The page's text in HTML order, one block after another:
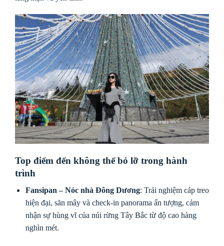
Top điểm đến không thể bỏ lỡ trong hành
trình
Fansipan – Nóc nhà Đông Dương: Trải nghiệm cáp treo
hiện đại, săn mây và check-in panorama ấn tượng, cảm
nhận sự hùng vĩ của núi rừng Tây Bắc từ độ cao hàng
nghìn mét.